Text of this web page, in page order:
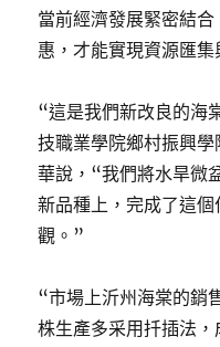
當前經濟發展緊密結
惠，才能實現資源匯集
“這是我們新改良的海
技職業學院鄉村振興
華說，“我們將水旱微
新品種上，完成了這
觀。”
“市場上沂州海棠的銷
株生產多采用扦插法